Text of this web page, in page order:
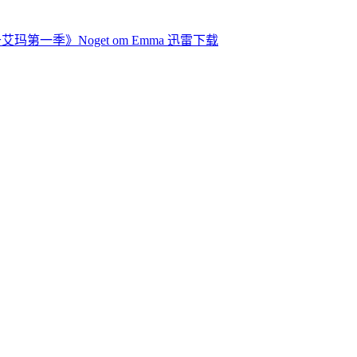
玛第一季》Noget om Emma 迅雷下载